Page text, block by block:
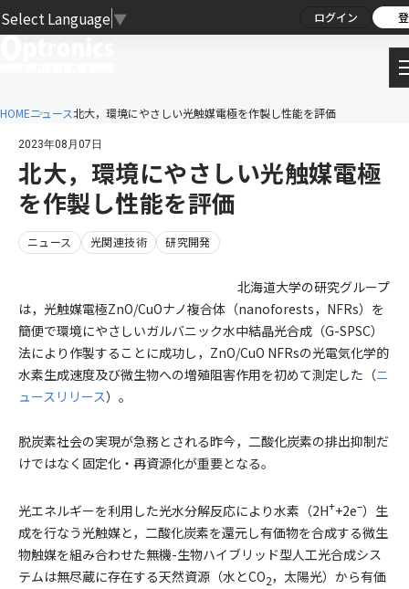
Select Language ▼ ログイン
HOMEニュース北大，環境にやさしい光触媒電極を作製し性能を評価
2023年08月07日
北大，環境にやさしい光触媒電極
を作製し性能を評価
ニュース 光関連技術 研究開発
北海道大学の研究グループ
は，光触媒電極ZnO/CuOナノ複合体（nanoforests，NFRs）を
簡便で環境にやさしいガルバニック水中結晶光合成（G-SPSC）
法により作製することに成功し，ZnO/CuO NFRsの光電気化学的
水素生成速度及び微生物への増殖阻害作用を初めて測定した（ニ
ュースリリース）。
脱炭素社会の実現が急務とされる昨今，二酸化炭素の排出抑制だ
けではなく固定化・再資源化が重要となる。
光エネルギーを利用した光水分解反応により水素（2H++2e–）生
成を行なう光触媒と，二酸化炭素を還元し有価物を合成する微生
物触媒を組み合わせた無機-生物ハイブリッド型人工光合成シス
テムは無尽蔵に存在する天然資源（水とCO2，太陽光）から有価